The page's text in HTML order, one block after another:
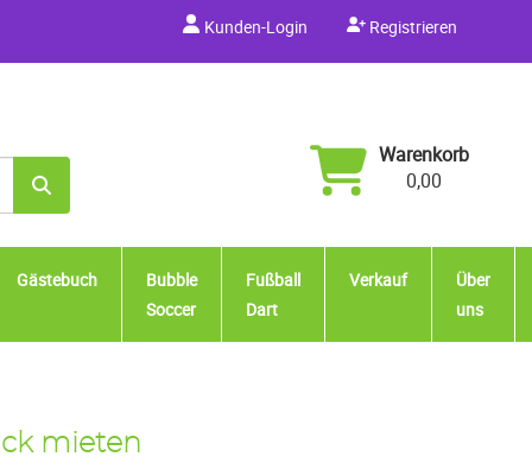
Kunden-Login Registrieren
Warenkorb
0,00
Gästebuch
Bubble
Soccer
Fußball
Dart
Verkauf
Über
uns
mieten